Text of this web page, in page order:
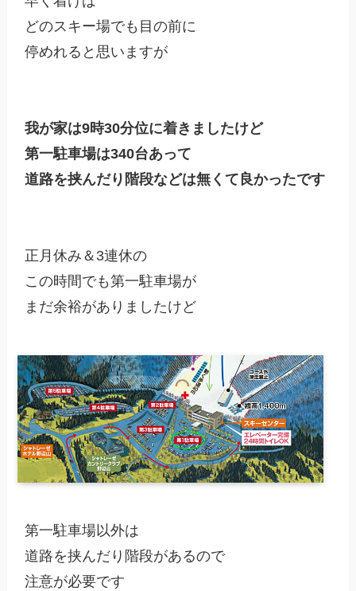
どのスキー場でも目の前に
停めれると思いますが
我が家は9時30分位に着きましたけど
第一駐車場は340台あって
道路を挟んだり階段などは無くて良かったです
正月休み＆3連休の
この時間でも第一駐車場が
まだ余裕がありましたけど
第一駐車場以外は
道路を挟んだり階段があるので
注意が必要です